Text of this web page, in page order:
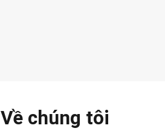
Về chúng tôi